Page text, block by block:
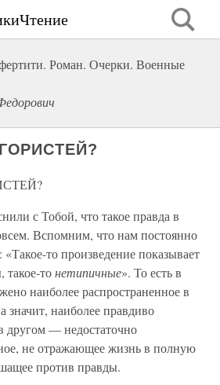
Роман. Очерки. Военные
с Тобой, что такое правда в
Вспомним, что нам постоянно
то произведение показывает
такое-тонетипичные». То есть в
наиболее распространенное в
значит, наиболее правдиво
другом — недостаточно
не отражающее жизнь в полную
против правды.